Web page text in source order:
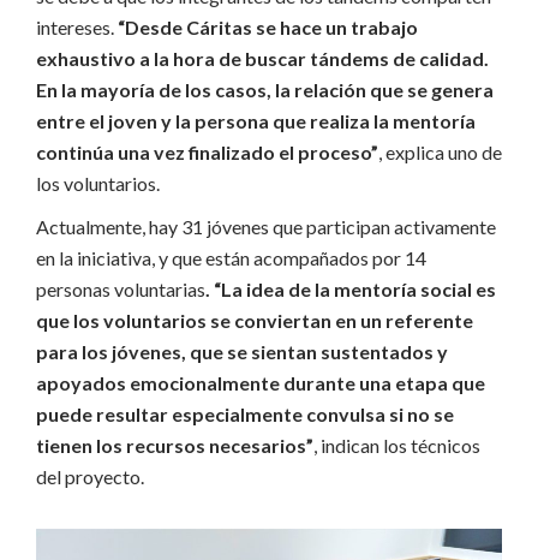
intereses. “Desde Cáritas se hace un trabajo
exhaustivo a la hora de buscar tándems de calidad.
En la mayoría de los casos, la relación que se genera
entre el joven y la persona que realiza la mentoría
continúa una vez finalizado el proceso” , explica uno de
los voluntarios.
Actualmente, hay 31 jóvenes que participan activamente
en la iniciativa, y que están acompañados por 14
personas voluntarias . “La idea de la mentoría social es
que los voluntarios se conviertan en un referente
para los jóvenes, que se sientan sustentados y
apoyados emocionalmente durante una etapa que
puede resultar especialmente convulsa si no se
tienen los recursos necesarios” , indican los técnicos
del proyecto.